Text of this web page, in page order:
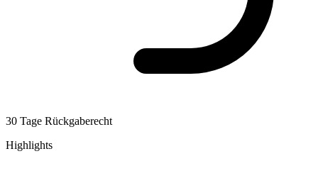
30 Tage Rückgaberecht
Highlights